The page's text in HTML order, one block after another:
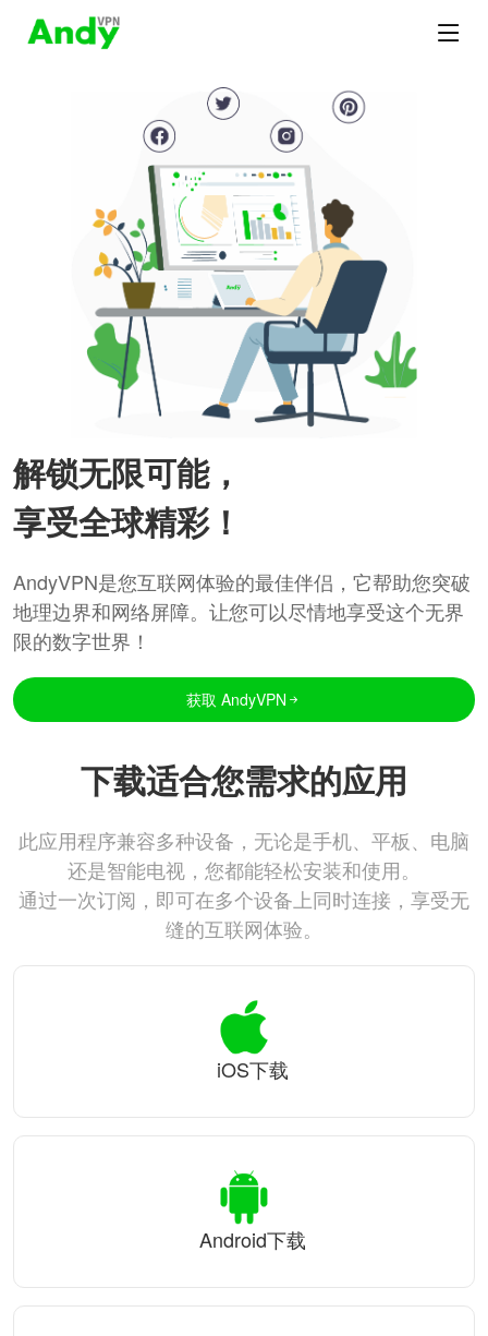
解锁无限可能，
享受全球精彩！
AndyVPN是您互联网体验的最佳伴侣，它帮助您突破
地理边界和网络屏障。让您可以尽情地享受这个无界
限的数字世界！
获取 AndyVPN
下载适合您需求的应用
此应用程序兼容多种设备，无论是手机、平板、电脑
还是智能电视，您都能轻松安装和使用。
通过一次订阅，即可在多个设备上同时连接，享受无
缝的互联网体验。
iOS下载
Android下载